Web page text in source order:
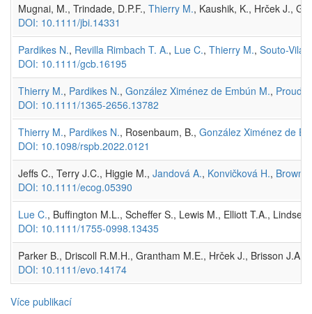
Mugnai, M., Trindade, D.P.F., Thierry M., Kaushik, K., Hrček J.,
DOI: 10.1111/jbi.14331
Pardikes N., Revilla Rimbach T. A., Lue C., Thierry M., Souto-
DOI: 10.1111/gcb.16195
Thierry M., Pardikes N., González Ximénez de Embún M.,
DOI: 10.1111/1365-2656.13782
Thierry M., Pardikes N., Rosenbaum, B., González Ximénez de
DOI: 10.1098/rspb.2022.0121
Jeffs C., Terry J.C., Higgie M., Jandová A., Konvičková H., Brown
DOI: 10.1111/ecog.05390
Lue C., Buffington M.L., Scheffer S., Lewis M., Elliott T.A.,
DOI: 10.1111/1755-0998.13435
Parker B., Driscoll R.M.H., Grantham M.E., Hrček J., Brisson J.A.
DOI: 10.1111/evo.14174
Více publikací